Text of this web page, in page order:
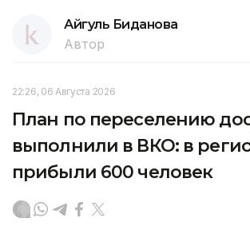
Айгуль Биданова
Автор
22:26, 06 Августа 2026
План по переселению
выполнили в ВКО: в
прибыли 600 человек